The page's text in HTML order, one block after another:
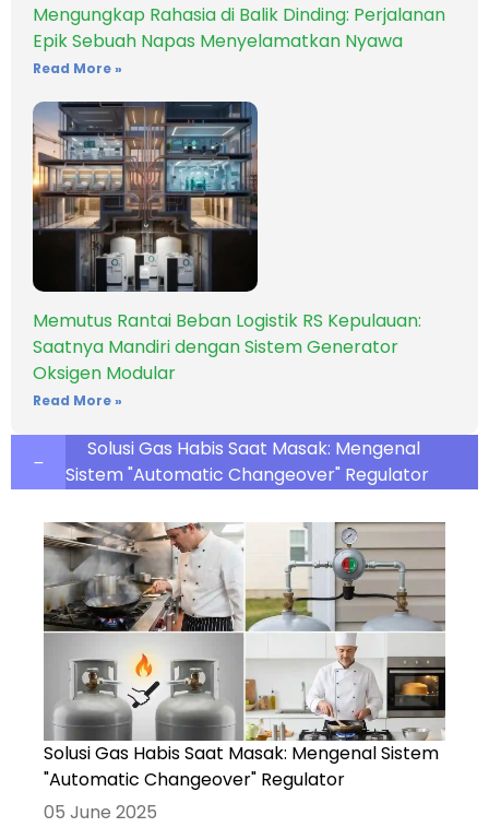
Mengungkap Rahasia di Balik Dinding: Perjalanan
Epik Sebuah Napas Menyelamatkan Nyawa
Read More »
Memutus Rantai Beban Logistik RS Kepulauan:
Saatnya Mandiri dengan Sistem Generator
Oksigen Modular
Read More »
Solusi Gas Habis Saat Masak: Mengenal
Sistem "Automatic Changeover" Regulator
Solusi Gas Habis Saat Masak: Mengenal Sistem
"Automatic Changeover" Regulator
05 June 2025